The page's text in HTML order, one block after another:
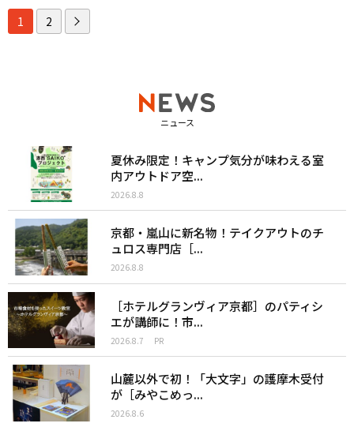
1 2
ニュース
夏休み限定！キャンプ気分が味わえる室
内アウトドア空...
2026.8.8
京都・嵐山に新名物！テイクアウトのチ
ュロス専門店［...
2026.8.8
［ホテルグランヴィア京都］のパティシ
エが講師に！市...
2026.8.7 PR
山麓以外で初！「大文字」の護摩木受付
が［みやこめっ...
2026.8.6